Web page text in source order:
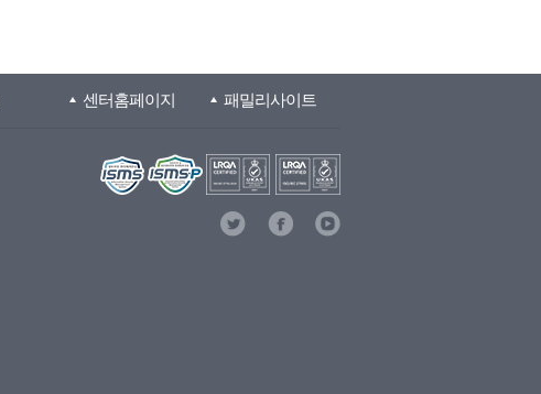
센터홈페이지 패밀리사이트